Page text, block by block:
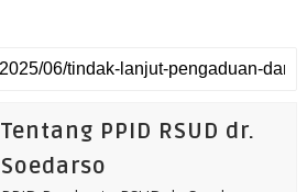
Tentang PPID RSUD dr.
Soedarso